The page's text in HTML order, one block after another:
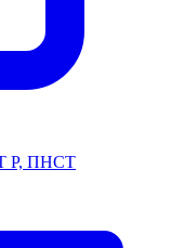
Р, ПНСТ